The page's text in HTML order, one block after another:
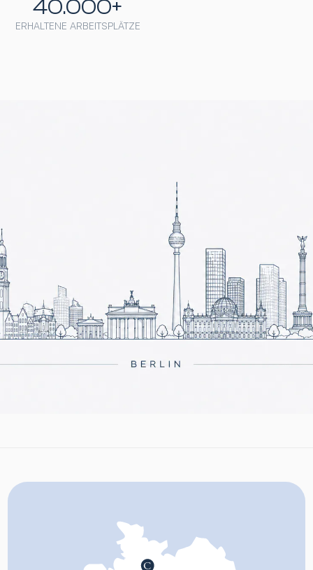
ERHALTENE ARBEITSPLÄTZE
40.000+